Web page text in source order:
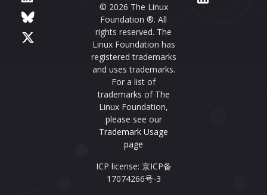
© 2026 The Linux
Foundation ®. All
rights reserved. The
Linux Foundation has
registered trademarks
and uses trademarks.
For a list of
trademarks of The
Linux Foundation,
please see our
Trademark Usage
page
ICP license: 京ICP备
17074266号-3